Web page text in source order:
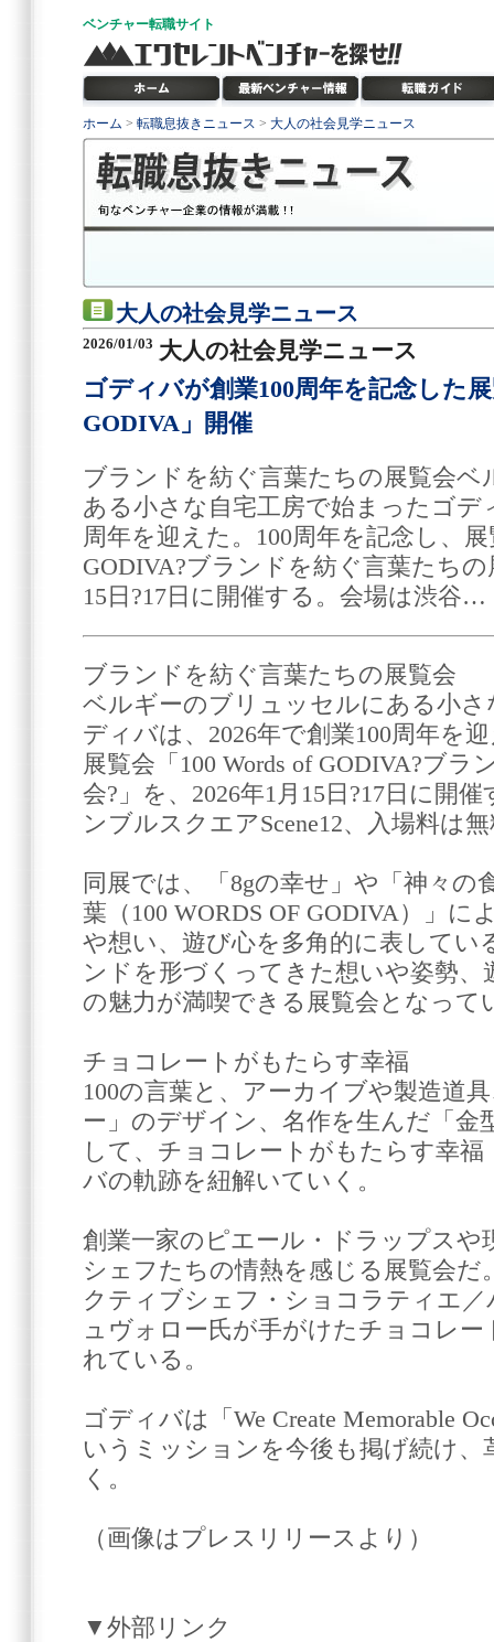
ベンチャー転職サイト
ホーム > 転職息抜きニュース > 大人の社会見学ニュース
大人の社会見学ニュース
2026/01/03 大人の社会見学ニュース
ゴディバが創業100周年を記念した
GODIVA」開催
ブランドを紡ぐ言葉たちの展覧会
ある小さな自宅工房で始まったゴデ
周年を迎えた。100周年を記念し、展
GODIVA?ブランドを紡ぐ言葉たちの
15日?17日に開催する。会場は渋谷…
ブランドを紡ぐ言葉たちの展覧会
ベルギーのブリュッセルにある小
ディバは、2026年で創業100周年を
展覧会「100 Words of GODIVA?ブ
会?」を、2026年1月15日?17日に開
ンブルスクエアScene12、入場料は
同展では、「8gの幸せ」や「神々の
葉（100 WORDS OF GODIVA）」
や想い、遊び心を多角的に表してい
ンドを形づくってきた想いや姿勢
の魅力が満喫できる展覧会となって
チョコレートがもたらす幸福
100の言葉と、アーカイブや製造道
ー」のデザイン、名作を生んだ「金
して、チョコレートがもたらす幸福
バの軌跡を紐解いていく。
創業一家のピエール・ドラップスや
シェフたちの情熱を感じる展覧会
クティブシェフ・ショコラティエ
ュヴォロー氏が手がけたチョコレ
れている。
ゴディバは「We Create Memorable
いうミッションを今後も掲げ続け、
く。
（画像はプレスリリースより）
▼外部リンク